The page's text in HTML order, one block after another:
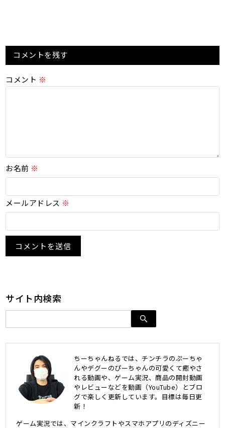
コメントを残す
コメント ※
お名前 ※
メールアドレス ※
サイト内検索
ちーちゃんねるでは、チンチラのぷーちゃ
んやデグーのぴーちゃんの可愛くて癒やさ
れる動画や、ゲーム実況、商品の開封動画
やレビューなどを動画（YouTube）とブロ
グで楽しく更新しています。目標は毎日更
新！
ゲーム実況では、マインクラフトやスマホアプリのディズニー